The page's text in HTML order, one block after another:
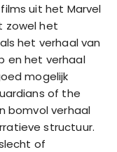
uit het Marvel
zowel het
het verhaal van
en het verhaal
mogelijk
of the
bomvol verhaal
structuur.
of